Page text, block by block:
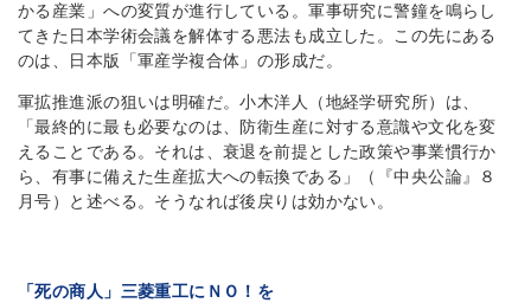
かる産業」への変質が進行している。軍事研究に警鐘を鳴らし
てきた日本学術会議を解体する悪法も成立した。この先にある
のは、日本版「軍産学複合体」の形成だ。
軍拡推進派の狙いは明確だ。小木洋人（地経学研究所）は、
「最終的に最も必要なのは、防衛生産に対する意識や文化を変
えることである。それは、衰退を前提とした政策や事業慣行か
ら、有事に備えた生産拡大への転換である」（『中央公論』８
月号）と述べる。そうなれば後戻りは効かない。
「死の商人」三菱重工にＮＯ！を